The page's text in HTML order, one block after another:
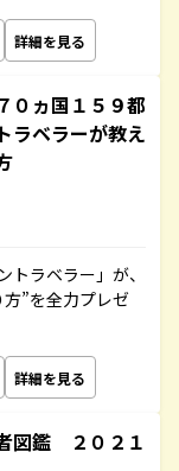
詳細を見る
０ヵ国１５９都
ラベラーが教え
ラベラー」が、
”を全力プレゼ
詳細を見る
図鑑 ２０２１